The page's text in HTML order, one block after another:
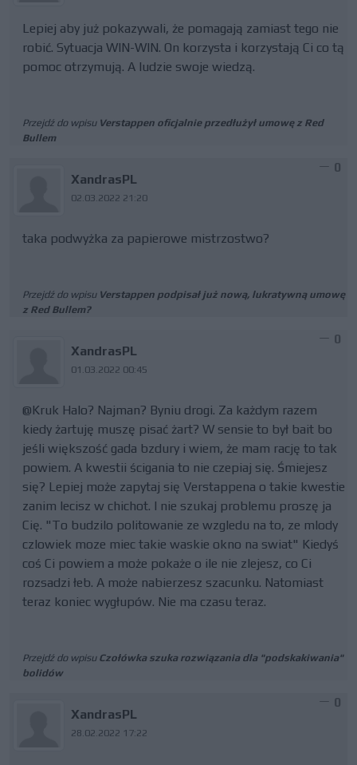
Lepiej aby już pokazywali, że pomagają zamiast tego nie
robić. Sytuacja WIN-WIN. On korzysta i korzystają Ci co tą
pomoc otrzymują. A ludzie swoje wiedzą.
Przejdź do wpisu Verstappen oficjalnie przedłużył umowę z Red
Bullem
XandrasPL
02.03.2022 21:20
0
taka podwyżka za papierowe mistrzostwo?
Przejdź do wpisu Verstappen podpisał już nową, lukratywną umowę
z Red Bullem?
XandrasPL
01.03.2022 00:45
0
@Kruk Halo? Najman? Byniu drogi. Za każdym razem
kiedy żartuję muszę pisać żart? W sensie to był bait bo
jeśli większość gada bzdury i wiem, że mam rację to tak
powiem. A kwestii ścigania to nie czepiaj się. Śmiejesz
się? Lepiej może zapytaj się Verstappena o takie kwestie
zanim lecisz w chichot. I nie szukaj problemu proszę ja
Cię. "To budzilo politowanie ze wzgledu na to, ze mlody
czlowiek moze miec takie waskie okno na swiat" Kiedyś
coś Ci powiem a może pokaże o ile nie zlejesz, co Ci
rozsadzi łeb. A może nabierzesz szacunku. Natomiast
teraz koniec wygłupów. Nie ma czasu teraz.
Przejdź do wpisu Czołówka szuka rozwiązania dla "podskakiwania"
bolidów
XandrasPL
28.02.2022 17:22
0